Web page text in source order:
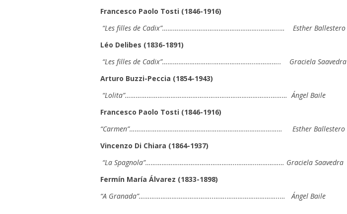
Francesco Paolo Tosti (1846-1916)
“Les filles de Cadix”…………….……………………………….………..… Esther Ballestero
Léo Delibes (1836-1891)
“Les filles de Cadix”……………………….…………………..………….. Graciela Saavedra
Arturo Buzzi-Peccia (1854-1943)
“Lolita”………………….………………………………………………….……… Ángel Baile
Francesco Paolo Tosti (1846-1916)
“Carmen”………………………………………………………………………… Esther Ballestero
Vincenzo Di Chiara (1864-1937)
“La Spagnola”…………………………………………..………..…………… Graciela Saavedra
Fermín María Álvarez (1833-1898)
“A Granada”…………………………………..…….………………………..… Ángel Baile